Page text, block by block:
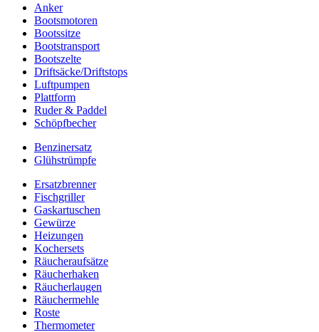
Anker
Bootsmotoren
Bootssitze
Bootstransport
Bootszelte
Driftsäcke/Driftstops
Luftpumpen
Plattform
Ruder & Paddel
Schöpfbecher
Benzinersatz
Glühstrümpfe
Ersatzbrenner
Fischgriller
Gaskartuschen
Gewürze
Heizungen
Kochersets
Räucheraufsätze
Räucherhaken
Räucherlaugen
Räuchermehle
Roste
Thermometer